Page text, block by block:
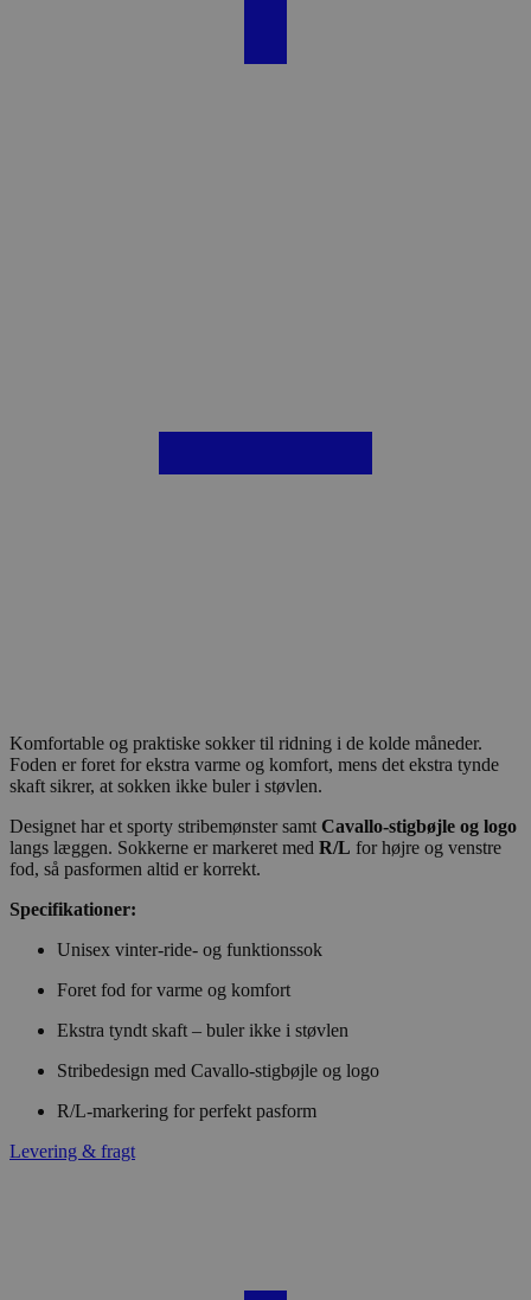
Komfortable og praktiske sokker til ridning i de kolde måneder.
Foden er foret for ekstra varme og komfort, mens det ekstra tynde
skaft sikrer, at sokken ikke buler i støvlen.
Designet har et sporty stribemønster samt Cavallo-stigbøjle og logo
langs læggen. Sokkerne er markeret med R/L for højre og venstre
fod, så pasformen altid er korrekt.
Specifikationer:
Unisex vinter-ride- og funktionssok
Foret fod for varme og komfort
Ekstra tyndt skaft – buler ikke i støvlen
Stribedesign med Cavallo-stigbøjle og logo
R/L-markering for perfekt pasform
Levering & fragt